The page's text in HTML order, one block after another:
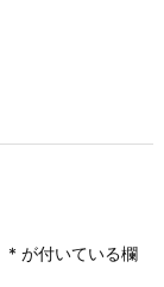
* が付いている欄